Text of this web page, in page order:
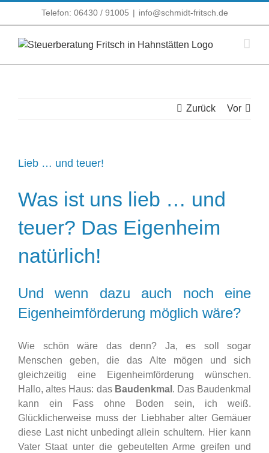
Telefon: 06430 / 91005 | info@schmidt-fritsch.de
Zurück Vor
Lieb … und teuer!
Was ist uns lieb … und
teuer? Das Eigenheim
natürlich!
Und wenn dazu auch noch eine
Eigenheimförderung möglich wäre?
Wie schön wäre das denn? Ja, es soll sogar
Menschen geben, die das Alte mögen und sich
gleichzeitig eine Eigenheimförderung wünschen.
Hallo, altes Haus: das Baudenkmal . Das Baudenkmal
kann ein Fass ohne Boden sein, ich weiß.
Glücklicherweise muss der Liebhaber alter Gemäuer
diese Last nicht unbedingt allein schultern. Hier kann
Vater Staat unter die gebeutelten Arme greifen und